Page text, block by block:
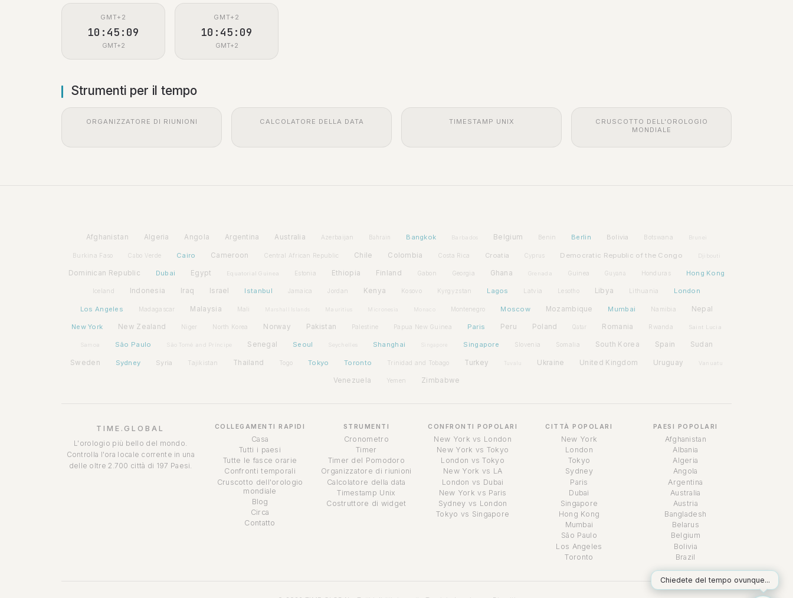
GMT+2
10:45:10
GMT+2
GMT+2
10:45:10
GMT+2
Strumenti per il tempo
ORGANIZZATORE DI RIUNIONI CALCOLATORE DELLA DATA TIMESTAMP UNIX
CRUSCOTTO DELL'OROLOGIO
MONDIALE
Afghanistan Algeria Angola Argentina Australia Azerbaijan Bahrain Bangkok Barbados Belgium Benin Berlin Bolivia Botswana Brunei
Burkina Faso Cabo Verde Cairo Cameroon Central African Republic Chile Colombia Costa Rica Croatia Cyprus Democratic Republic of the Congo Djibouti
Dominican Republic Dubai Egypt Equatorial Guinea Estonia Ethiopia Finland Gabon Georgia Ghana Grenada Guinea Guyana Honduras Hong Kong
Iceland Indonesia Iraq Israel Istanbul Jamaica Jordan Kenya Kosovo Kyrgyzstan Lagos Latvia Lesotho Libya Lithuania London
Los Angeles Madagascar Malaysia Mali Mauritius Micronesia Monaco Montenegro Moscow Mozambique Mumbai Namibia Nepal
New York New Zealand Niger North Korea Norway Pakistan Palestine Papua New Guinea Paris Peru Poland Qatar Romania Rwanda Saint Lucia
Samoa São Paulo São Tomé and Príncipe Senegal Seoul Seychelles Shanghai Singapore Slovenia Somalia South Korea Spain Sudan
Sweden Sydney Syria Tajikistan Thailand Togo Tokyo Toronto Trinidad and Tobago Turkey Tuvalu Ukraine United Kingdom Uruguay Vanuatu
Venezuela Yemen Zimbabwe
TIME.GLOBAL
L'orologio più bello del mondo.
Controlla l'ora locale corrente in una
delle oltre 2.700 città di 197 Paesi.
COLLEGAMENTI RAPIDI
Casa
Tutti i paesi
Tutte le fasce orarie
Confronti temporali
Cruscotto dell'orologio
mondiale
Blog
Circa
Contatto
STRUMENTI
Cronometro
Timer
Timer del Pomodoro
Organizzatore di riunioni
Calcolatore della data
Timestamp Unix
Costruttore di widget
CONFRONTI POPOLARI
New York vs London
New York vs Tokyo
London vs Tokyo
New York vs LA
London vs Dubai
New York vs Paris
Sydney vs London
Tokyo vs Singapore
CITTÀ POPOLARI
New York
London
Tokyo
Sydney
Paris
Dubai
Singapore
Hong Kong
Mumbai
São Paulo
Los Angeles
Toronto
PAESI POPOLARI
Afghanistan
Albania
Algeria
Angola
Argentina
Australia
Austria
Bangladesh
Belarus
Belgium
Bolivia
Brazil
Chiedete del tempo ovunque...
Assistente a tempo
Online